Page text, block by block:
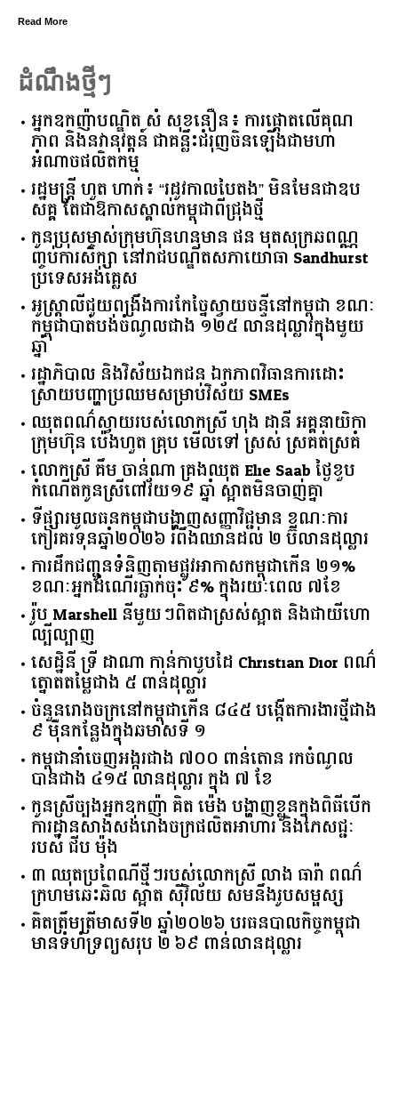
Read More
ដំណឹងថ្មីៗ
អ្នកឧកញ៉ាបណ្ឌិត សំ សុខនឿន៖ ការផ្តោតលើគុណ
ភាព និងនវានុវត្តន៍ ជាគន្លឹះជំរុញចិនឡើងជាមហា
អំណាចផលិតកម្ម
រដ្ឋមន្ត្រី ហួត ហាក់៖ “រដូវកាលបៃតង” មិនមែនជាឧប
សគ្គ តែជាឱកាសស្គាល់កម្ពុជាពីជ្រុងថ្មី
កូនប្រុសម្ចាស់ក្រុមហ៊ុនហនុមាន ផន មុតសុក្រឆពណ្ណ
ញ្ចប់ការសិក្សា នៅរាជបណ្ឌិតសភាយោធា Sandhurst
ប្រទេសអង់គ្លេស
អូស្ត្រាលី​ជួយ​ពង្រឹង​ការ​កែច្នៃ​ស្វាយចន្ទី​នៅ​កម្ពុជា​ ​ខណៈ​
កម្ពុជា​បាត់បង់​ចំណូល​ជាង​ ​១២៥​ ​លាន​ដុល្លារ​ក្នុង​មួយ​
ឆ្នាំ​
រដ្ឋាភិបាល​ ​និង​វិស័យ​ឯកជន ​ឯកភាព​វិធានការ​ដោះ
ស្រាយ​បញ្ហា​ប្រឈម​​សម្រាប់​វិស័យ​ ​SMEs​
ឈុតពណ៌ស្វាយរបស់លោកស្រី ហុង ដានី អគ្គ​នាយិកា​
ក្រុមហ៊ុន ប៉េងហួត គ្រុប មើលទៅ ស្រស់ ស្រគត់ស្រគំ
លោកស្រី គឹម ចាន់ណា គ្រងឈុត Elie Saab ថ្ងៃខួប
កំណើតកូនស្រីពៅវ័យ១៩ ឆ្នាំ ស្អាតមិនចាញ់គ្នា
ទីផ្សារ​មូលធន​កម្ពុជា​បង្ហាញ​សញ្ញា​វិជ្ជមាន​ ​ខណៈ​ការ​
កៀរគរ​ទុន​ឆ្នាំ​២០២៦​ ​រំពឹង​ឈានដល់​ ​២​ ​ប៊ីលាន​ដុល្លារ​
ការដឹកជញ្ជូនទំនិញតាមផ្លូវអាកាសកម្ពុជាកើន ២១%
ខណៈអ្នកដំណើរធ្លាក់ចុះ ៩% ក្នុងរយៈពេល ៧ខែ
រ៉ូប Marshell នីមួយៗពិតជាស្រស់ស្អាត និងជាយីហោ
ល្បីល្បាញ
សេដ្ឋិនី ទ្រី ដាណា កាន់កាបូបដៃ Christian Dior ពណ៌
ត្នោតតម្លៃជាង ៥ ពាន់ដុល្លារ
ចំនួន​រោងចក្រ​នៅ​កម្ពុជា​កើន​ ​៨៤៥​ ​បង្កើត​ការងារ​ថ្មី​ជាង​
​៩​ ​ម៉ឺន​កន្លែង​ក្នុង​ឆមាស​ទី ​១​
កម្ពុជានាំចេញអង្ករជាង ៧០០ ពាន់តោន រកចំណូល
បានជាង ៤១៥ លានដុល្លារ ក្នុង ៧ ខែ
កូនស្រីច្បងអ្នកឧកញ៉ា គិត ម៉េង បង្ហាញខ្លួនក្នុងពិធីបើក
ការដ្ឋានសាងសង់រោងចក្រផលិតអាហារ និងភេសជ្ជៈ
របស់ ជីប ម៉ុង
៣ ឈុតប្រពៃណីថ្មីៗរបស់លោកស្រី លាង ធារ៉ា ពណ៌
ក្រហមឆេះឆិល ស្អាត ​ស៊ីវិល័យ សមនឹងរូបសម្ផស្ស
គិត​ត្រឹមត្រីមាស​ទី​២​ ​ឆ្នាំ​២០២៦​ បរធន​បាលកិច្ច​កម្ពុជា​ ​
មាន​ទំហំ​ទ្រព្យ​សរុប​ ​២.៦៩​ ​ពាន់លាន​ដុល្លារ​